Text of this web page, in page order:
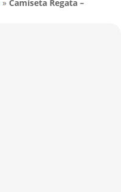
» Camiseta Regata –